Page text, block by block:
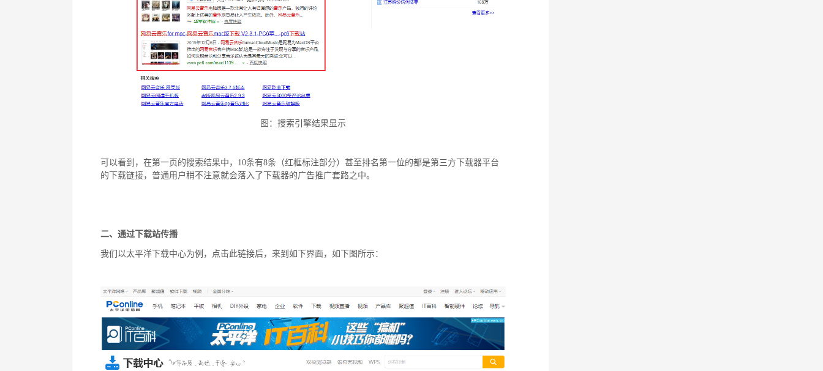
图：搜索引擎结果显示
可以看到，在第一页的搜索结果中，10条有8条（红框标注部分）甚至排名第一位的都是第三方下载器平台
的下载链接，普通用户稍不注意就会落入了下载器的广告推广套路之中。
二、通过下载站传播
我们以太平洋下载中心为例，点击此链接后，来到如下界面，如下图所示：